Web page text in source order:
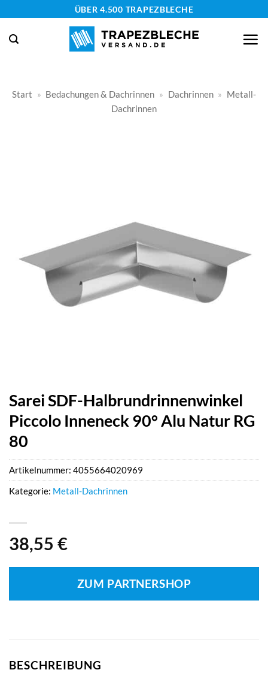
springen
ÜBER 4.500 TRAPEZBLECHE
Start » Bedachungen & Dachrinnen » Dachrinnen » Metall-
Dachrinnen
Sarei SDF-Halbrundrinnenwinkel
Piccolo Inneneck 90° Alu Natur RG
80
38,55 €
ZUM PARTNERSHOP
Artikelnummer: 4055664020969
Kategorie: Metall-Dachrinnen
BESCHREIBUNG